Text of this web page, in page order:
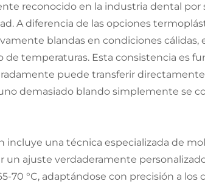
reconocido en la industria dental por
A diferencia de las opciones
blandas en condiciones
de temperaturas. Esta consistencia es
puede transferir
demasiado blando simplemente se
incluye una técnica especializada de
un ajuste verdaderamente
70 °C, adaptándose con precisión a los